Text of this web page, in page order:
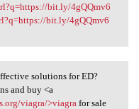
bit.ly/4gQQmv6
bit.ly/4gQQmv6
effective
solutions for ED?
and buy <a
viagra/>viagra for sale